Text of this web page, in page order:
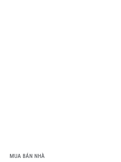
MUA BÁN NHÀ